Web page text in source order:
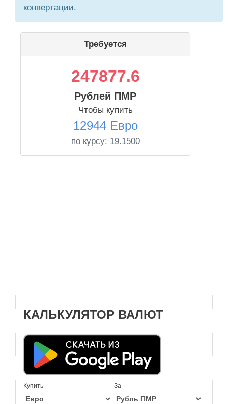
конвертации.
Требуется
247877.6
Рублей ПМР
Чтобы купить
12944 Евро
по курсу: 19.1500
КАЛЬКУЛЯТОР ВАЛЮТ
Купить За